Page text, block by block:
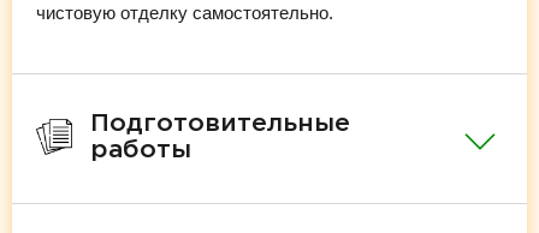
чистовую отделку самостоятельно.
Подготовительные
работы